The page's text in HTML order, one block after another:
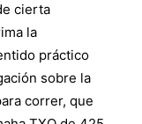
cierta
la
práctico
sobre la
correr, que